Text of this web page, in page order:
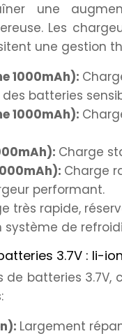
une
Les
une gestion
1000mAh):
batteries
1000mAh):
Charge
Charge
performant.
très rapide,
système de
3.7V : li-ion,
de batteries
Largement